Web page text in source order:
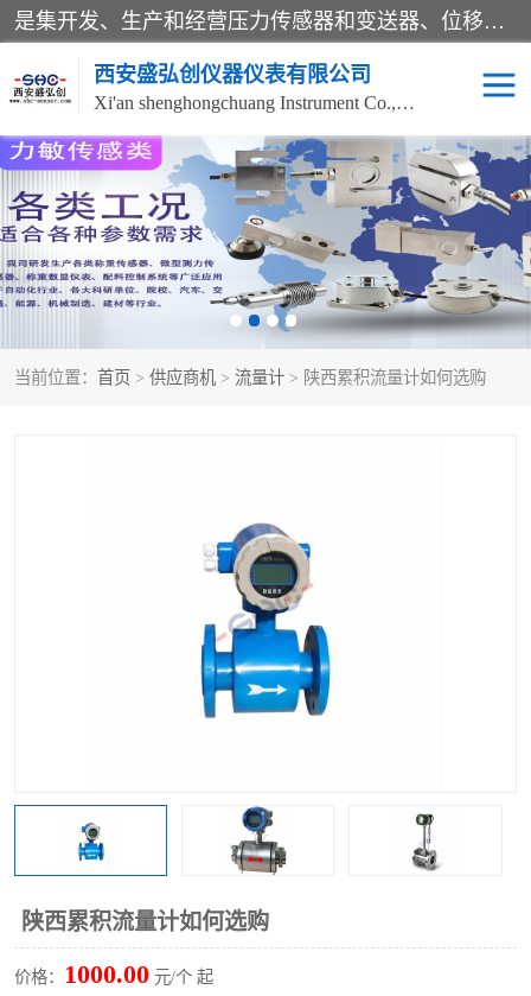
是集开发、生产和经营压力传感器和变送器、位移传感器和变送器、流量传感器和变送器、称重传感器和变送器、测力传感器和变送器、温湿度传感器和变送器、扭矩传感器、智能数显控制仪表等产品的化高新技术企业。
西安盛弘创仪器仪表有限公司
Xi'an shenghongchuang Instrument Co., Ltd
当前位置： 首页 > 供应商机 > 流量计 > 陕西累积流量计如何选购
陕西累积流量计如何选购
价格： 1000.00 元/个 起
称重传感器 超声波流量计
压力变送器 通用型压力变送器
流量计
位移传感器 差压变送器